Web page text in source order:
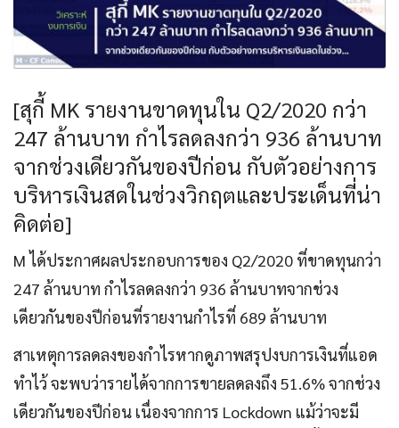
[สุกี้ MK รายงานขาดทุนใน Q2/2020 กว่า
247 ล้านบาท กำไรลดลงกว่า 936 ล้านบาท
จากช่วงเดียวกันของปีก่อน กับตัวอย่างการ
บริหารเงินสดในช่วงวิกฤตและประเด็นที่น่า
คิดต่อ]
M ได้ประกาศผลประกอบการของ Q2/2020 ที่ขาดทุนกว่า
247 ล้านบาท กำไรลดลงกว่า 936 ล้านบาทจากช่วง
เดียวกันของปีก่อนที่รายงานกำไรที่ 689 ล้านบาท
สาเหตุการลดลงของกำไรหากดูภาพสรุปงบการเงินที่แอด
ทำไว้ จะพบว่ารายได้จากการขายลดลงถึง 51.6% จากช่วง
เดียวกันของปีก่อน เนื่องจากการ Lockdown แม้ว่าจะมี